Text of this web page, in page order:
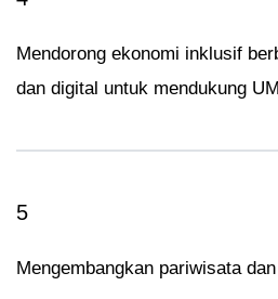
Mendorong ekonomi inklusif
dan digital untuk mendukung
5
Mengembangkan pariwisata